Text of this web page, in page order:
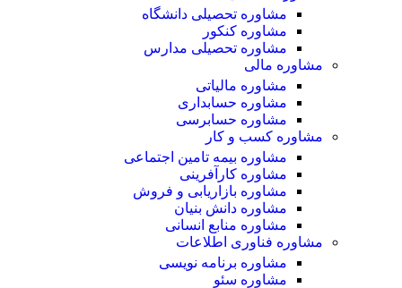
مشاوره تحصیلی دانشگاه
مشاوره کنکور
مشاوره تحصیلی مدارس
مشاوره مالی
مشاوره مالیاتی
مشاوره حسابداری
مشاوره حسابرسی
مشاوره کسب و کار
مشاوره بیمه تامین اجتماعی
مشاوره کارآفرینی
مشاوره بازاریابی و فروش
مشاوره دانش بنیان
مشاوره منابع انسانی
مشاوره فناوری اطلاعات
مشاوره برنامه نویسی
مشاوره سئو